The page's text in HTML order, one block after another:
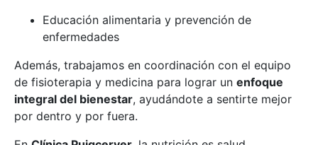
Educación alimentaria y prevención de
enfermedades
Además, trabajamos en coordinación con el equipo
de fisioterapia y medicina para lograr un enfoque
integral del bienestar, ayudándote a sentirte mejor
por dentro y por fuera.